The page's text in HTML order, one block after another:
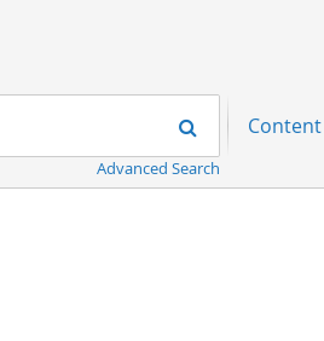
Search
Advanced Search
Content